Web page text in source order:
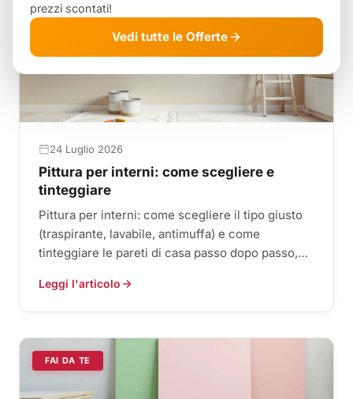
FAI DA TE
24 Luglio 2026
Pittura per interni: come scegliere e
tinteggiare
Pittura per interni: come scegliere il tipo giusto
(traspirante, lavabile, antimuffa) e come
tinteggiare le pareti di casa passo dopo passo,
Leggi l'articolo
FAI DA TE
prezzi scontati!
Vedi tutte le Offerte